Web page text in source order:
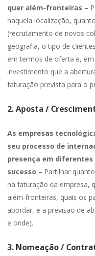
quer além-fronteiras –
naquela localização,
(recrutamento de novos
geografia, o tipo de
em termos de oferta e,
investimento que a
faturação prevista para o
2. Aposta /
As empresas
seu processo de
presença em
sucesso – Partilhar
na faturação da empresa,
além-fronteiras, quais os
abordar, e a previsão de
e onde).
3. Nomeação /